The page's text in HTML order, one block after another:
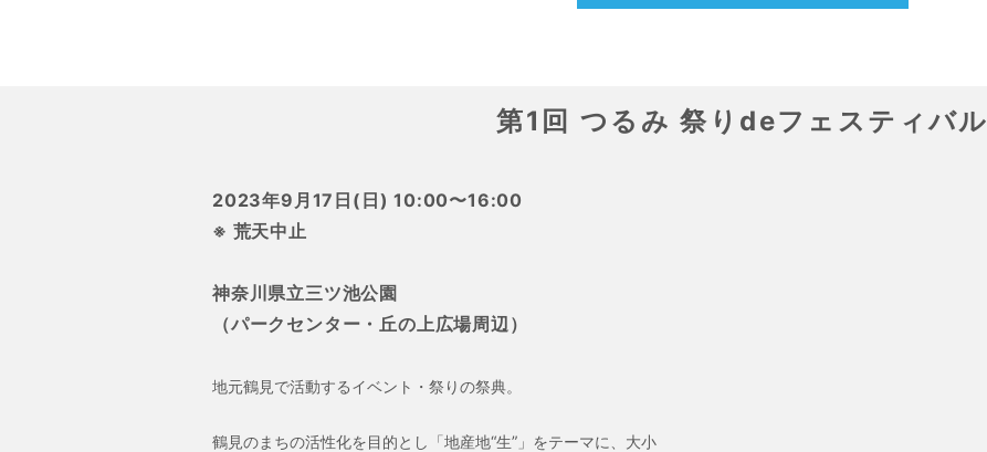
第1回 つるみ 祭りdeフェスティバル
2023年9月17日(日) 10:00〜16:00
※ 荒天中止
神奈川県立三ツ池公園
（パークセンター・丘の上広場周辺）
地元鶴見で活動するイベント・祭りの祭典。
鶴見のまちの活性化を目的とし「地産地“生”」をテーマに、大小